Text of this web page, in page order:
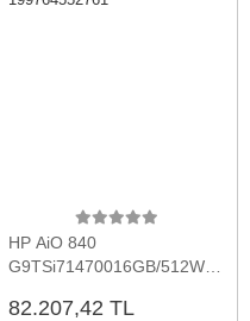
HP AiO 840
G9TSi71470016GB/512W11P
82.207,42 TL